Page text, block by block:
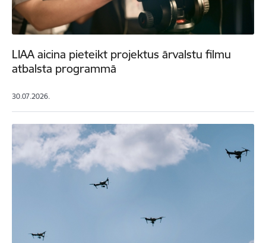
LIAA aicina pieteikt projektus ārvalstu filmu
atbalsta programmā
30.07.2026.